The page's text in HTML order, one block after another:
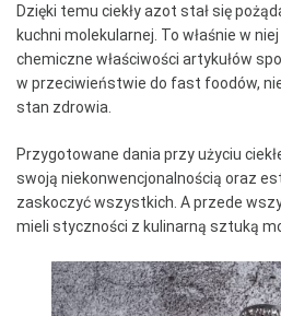
Dzięki temu ciekły azot stał się
kuchni molekularnej. To właśnie w
chemiczne właściwości artykułów
w przeciwieństwie do fast foodów,
stan zdrowia.
Przygotowane dania przy użyciu
swoją niekonwencjonalnością oraz
zaskoczyć wszystkich. A przede
mieli styczności z kulinarną sztuką